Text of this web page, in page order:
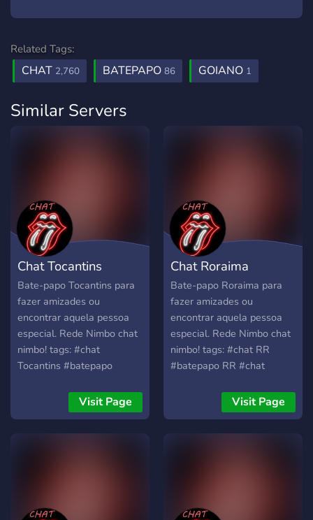
Related Tags:
CHAT 2,760 BATEPAPO 86 GOIANO 1
Similar Servers
Chat Tocantins
Bate-papo Tocantins para
fazer amizades ou
encontrar aquela pessoa
especial. Rede Nimbo chat
nimbo! tags: #chat
Tocantins #batepapo
#batepapo TO #chat TO
#amizade estado do
Tocantins #namoro
#batepapo
Visit Page
Chat Roraima
Bate-papo Roraima para
fazer amizades ou
encontrar aquela pessoa
especial. Rede Nimbo chat
nimbo! tags: #chat RR
#batepapo RR #chat
Roraima #chat Roraima
#amizade estado de
Roraima #namoro Roraima
Visit Page